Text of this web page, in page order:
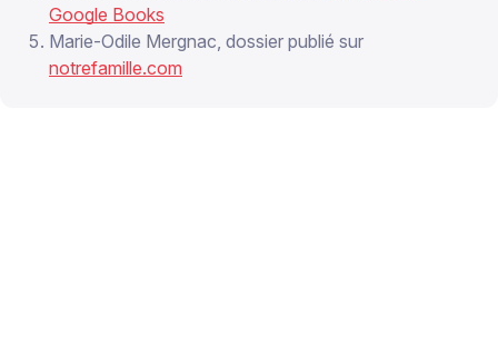
Google Books
Marie-Odile Mergnac, dossier publié sur
notrefamille.com